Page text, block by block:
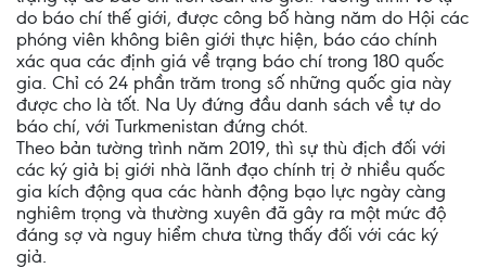
do báo chí thế giới, được công bố hàng năm do Hội các
phóng viên không biên giới thực hiện, báo cáo chính
xác qua các định giá về trạng báo chí trong 180 quốc
gia. Chỉ có 24 phần trăm trong số những quốc gia này
được cho là tốt. Na Uy đứng đầu danh sách về tự do
báo chí, với Turkmenistan đứng chót.
Theo bản tường trình năm 2019, thì sự thù địch đối với
các ký giả bị giới nhà lãnh đạo chính trị ở nhiều quốc
gia kích động qua các hành động bạo lực ngày càng
nghiêm trọng và thường xuyên đã gây ra một mức độ
đáng sợ và nguy hiểm chưa từng thấy đối với các ký
giả.